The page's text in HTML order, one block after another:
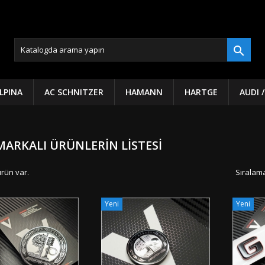

AC SCHNITZER HAMANN HARTGE AUDI
ÜRÜNLERIN LISTESI
var.
Yeni Yeni